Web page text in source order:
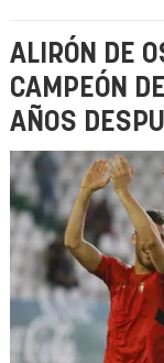
ALIRÓN DE
CAMPEÓN
AÑOS